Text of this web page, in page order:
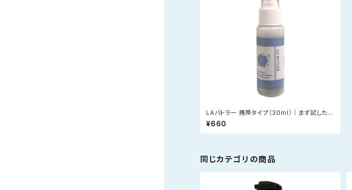
LAバトラー 携帯タイプ（30ml）｜まず試したい
方、外出用に
¥660
同じカテゴリの商品